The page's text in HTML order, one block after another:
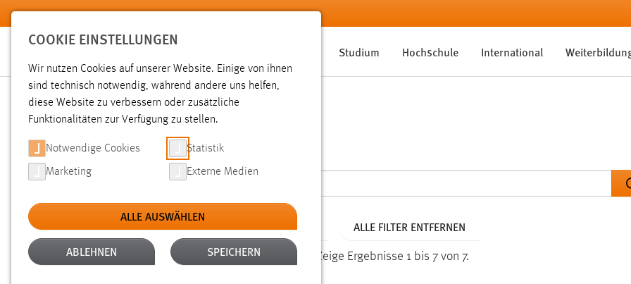
Zum Hauptinhalt springen
Studium Hochschule International
SUCHE
Aktive Filter: TYP: PERSONEN ALTER: ÜBER EIN JAHR ALLE FILTER ENTFERNEN
Gesucht nach "moodle". Es wurden 7 Ergebnisse gefunden. Zeige Ergebnisse 1 bis 7 von 7.
COOKIE EINSTELLUNGEN
Wir nutzen Cookies auf unserer Website. Einige von ihnen
sind technisch notwendig, während andere uns helfen,
diese Website zu verbessern oder zusätzliche
Funktionalitäten zur Verfügung zu stellen.
Notwendige Cookies Statistik
Marketing Externe Medien
ALLE AUSWÄHLEN
ABLEHNEN SPEICHERN